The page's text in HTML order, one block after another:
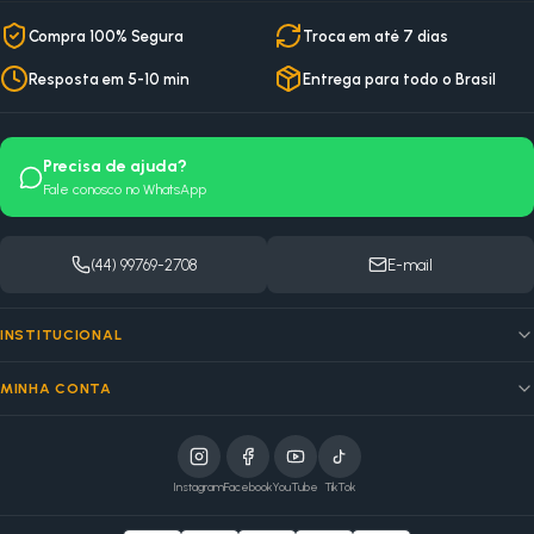
Compra 100% Segura Troca em até 7 dias
Resposta em 5-10 min Entrega para todo o Brasil
Precisa de ajuda?
Fale conosco no WhatsApp
(44) 99769-2708 E-mail
INSTITUCIONAL
MINHA CONTA
InstagramFacebookYouTube TikTok